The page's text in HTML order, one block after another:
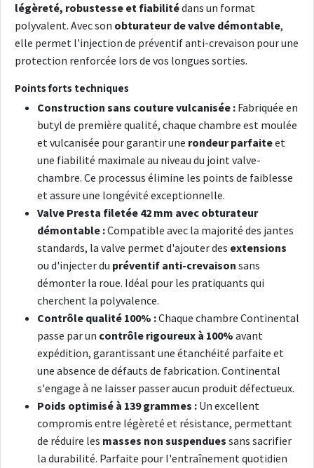
légèreté, robustesse et fiabilitédans un format
polyvalent. Avec son obturateur de valve démontable,
elle permet l'injection de préventif anti-crevaison pour une
protection renforcée lors de vos longues sorties.
Points forts techniques
Construction sans couture vulcanisée : Fabriquée en
butyl de première qualité, chaque chambre est moulée
et vulcanisée pour garantir une rondeur parfaiteet
une fiabilité maximale au niveau du joint valve-
chambre. Ce processus élimine les points de faiblesse
et assure une longévité exceptionnelle.
Valve Presta filetée 42 mm avec obturateur
démontable :Compatible avec la majorité des jantes
standards, la valve permet d'ajouter des extensions
ou d'injecter du préventif anti-crevaison sans
démonter la roue. Idéal pour les pratiquants qui
cherchent la polyvalence.
Contrôle qualité 100% :Chaque chambre Continental
passe par un contrôle rigoureux à 100% avant
expédition, garantissant une étanchéité parfaite et
une absence de défauts de fabrication. Continental
s'engage à ne laisser passer aucun produit défectueux.
Poids optimisé à 139 grammes : Un excellent
compromis entre légèreté et résistance, permettant
de réduire les masses non suspendues sans sacrifier
la durabilité. Parfaite pour l'entraînement quotidien